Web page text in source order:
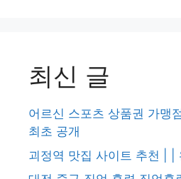
최신 글
어르신 스포츠 상품권 가맹
최초 공개
괴정역 맛집 사이트 추천 | |